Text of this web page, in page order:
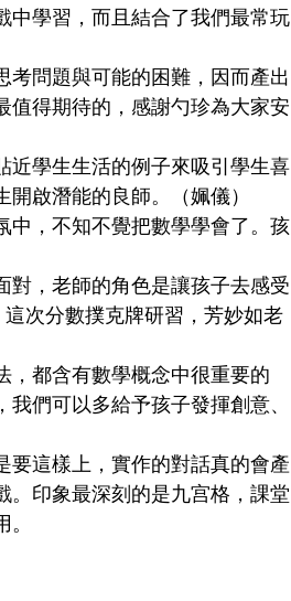
中學習，而且結合了我們最常玩
考問題與可能的困難，因而產出
值得期待的，感謝勺珍為大家安
近學生生活的例子來吸引學生喜
啟潛能的良師。（姵儀）
中，不知不覺把數學學會了。孩
對，老師的角色是讓孩子去感受
次分數撲克牌研習，芳妙如老
，都含有數學概念中很重要的
們可以多給予孩子發揮創意、
要這樣上，實作的對話真的會產
。印象最深刻的是九宫格，課堂
。